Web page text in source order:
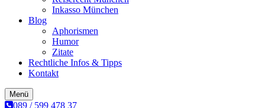
Inkasso München
Blog
Aphorismen
Humor
Zitate
Rechtliche Infos & Tipps
Kontakt
Menü
089 / 599 478 37